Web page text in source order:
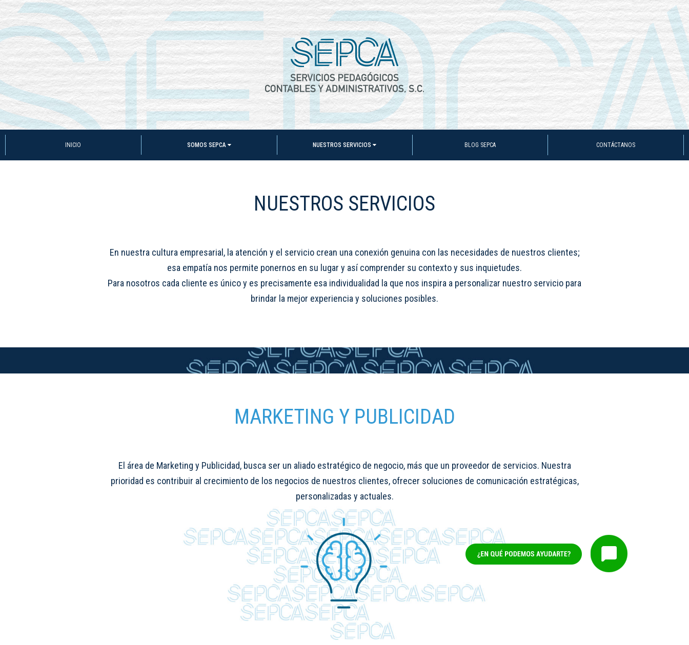
INICIO SOMOS SEPCA NUESTROS SERVICIOS BLOG SEPCA CONTÁCTANOS
NUESTROS SERVICIOS
En nuestra cultura empresarial, la atención y el servicio crean una conexión genuina con las necesidades de nuestros clientes;
esa empatía nos permite ponernos en su lugar y así comprender su contexto y sus inquietudes.
Para nosotros cada cliente es único y es precisamente esa individualidad la que nos inspira a personalizar nuestro servicio para
brindar la mejor experiencia y soluciones posibles.
MARKETING Y PUBLICIDAD
El área de Marketing y Publicidad, busca ser un aliado estratégico de negocio, más que un proveedor de servicios. Nuestra
prioridad es contribuir al crecimiento de los negocios de nuestros clientes, ofrecer soluciones de comunicación estratégicas,
personalizadas y actuales.